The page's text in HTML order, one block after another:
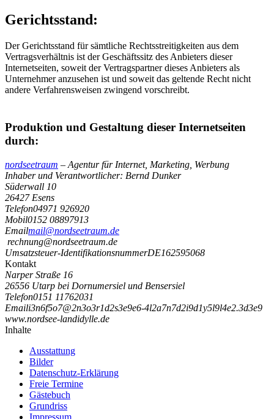
Gerichtsstand:
Der Gerichtsstand für sämtliche Rechtsstreitigkeiten aus dem
Vertragsverhältnis ist der Geschäftssitz des Anbieters dieser
Internetseiten, soweit der Vertragspartner dieses Anbieters als
Unternehmer anzusehen ist und soweit das geltende Recht nicht
andere Verfahrensweisen zwingend vorschreibt.
Produktion und Gestaltung dieser Internetseiten
durch:
nordseetraum – Agentur für Internet, Marketing, Werbung
Inhaber und Verantwortlicher: Bernd Dunker
Süderwall 10
26427 Esens
Telefon04971 926920
Mobil0152 08897913
Emailmail@nordseetraum.de
rechnung@nordseetraum.de
Umsatzsteuer-IdentifikationsnummerDE162595068
Kontakt
Narper Straße 16
26556 Utarp bei Dornumersiel und Bensersiel
Telefon0151 11762031
Emaili3n6f5o7@2n3o3r1d2s3e9e6-4l2a7n7d2i9d1y5l9l4e2.3d3e9
www.nordsee-landidylle.de
Inhalte
Ausstattung
Bilder
Datenschutz-Erklärung
Freie Termine
Gästebuch
Grundriss
Impressum